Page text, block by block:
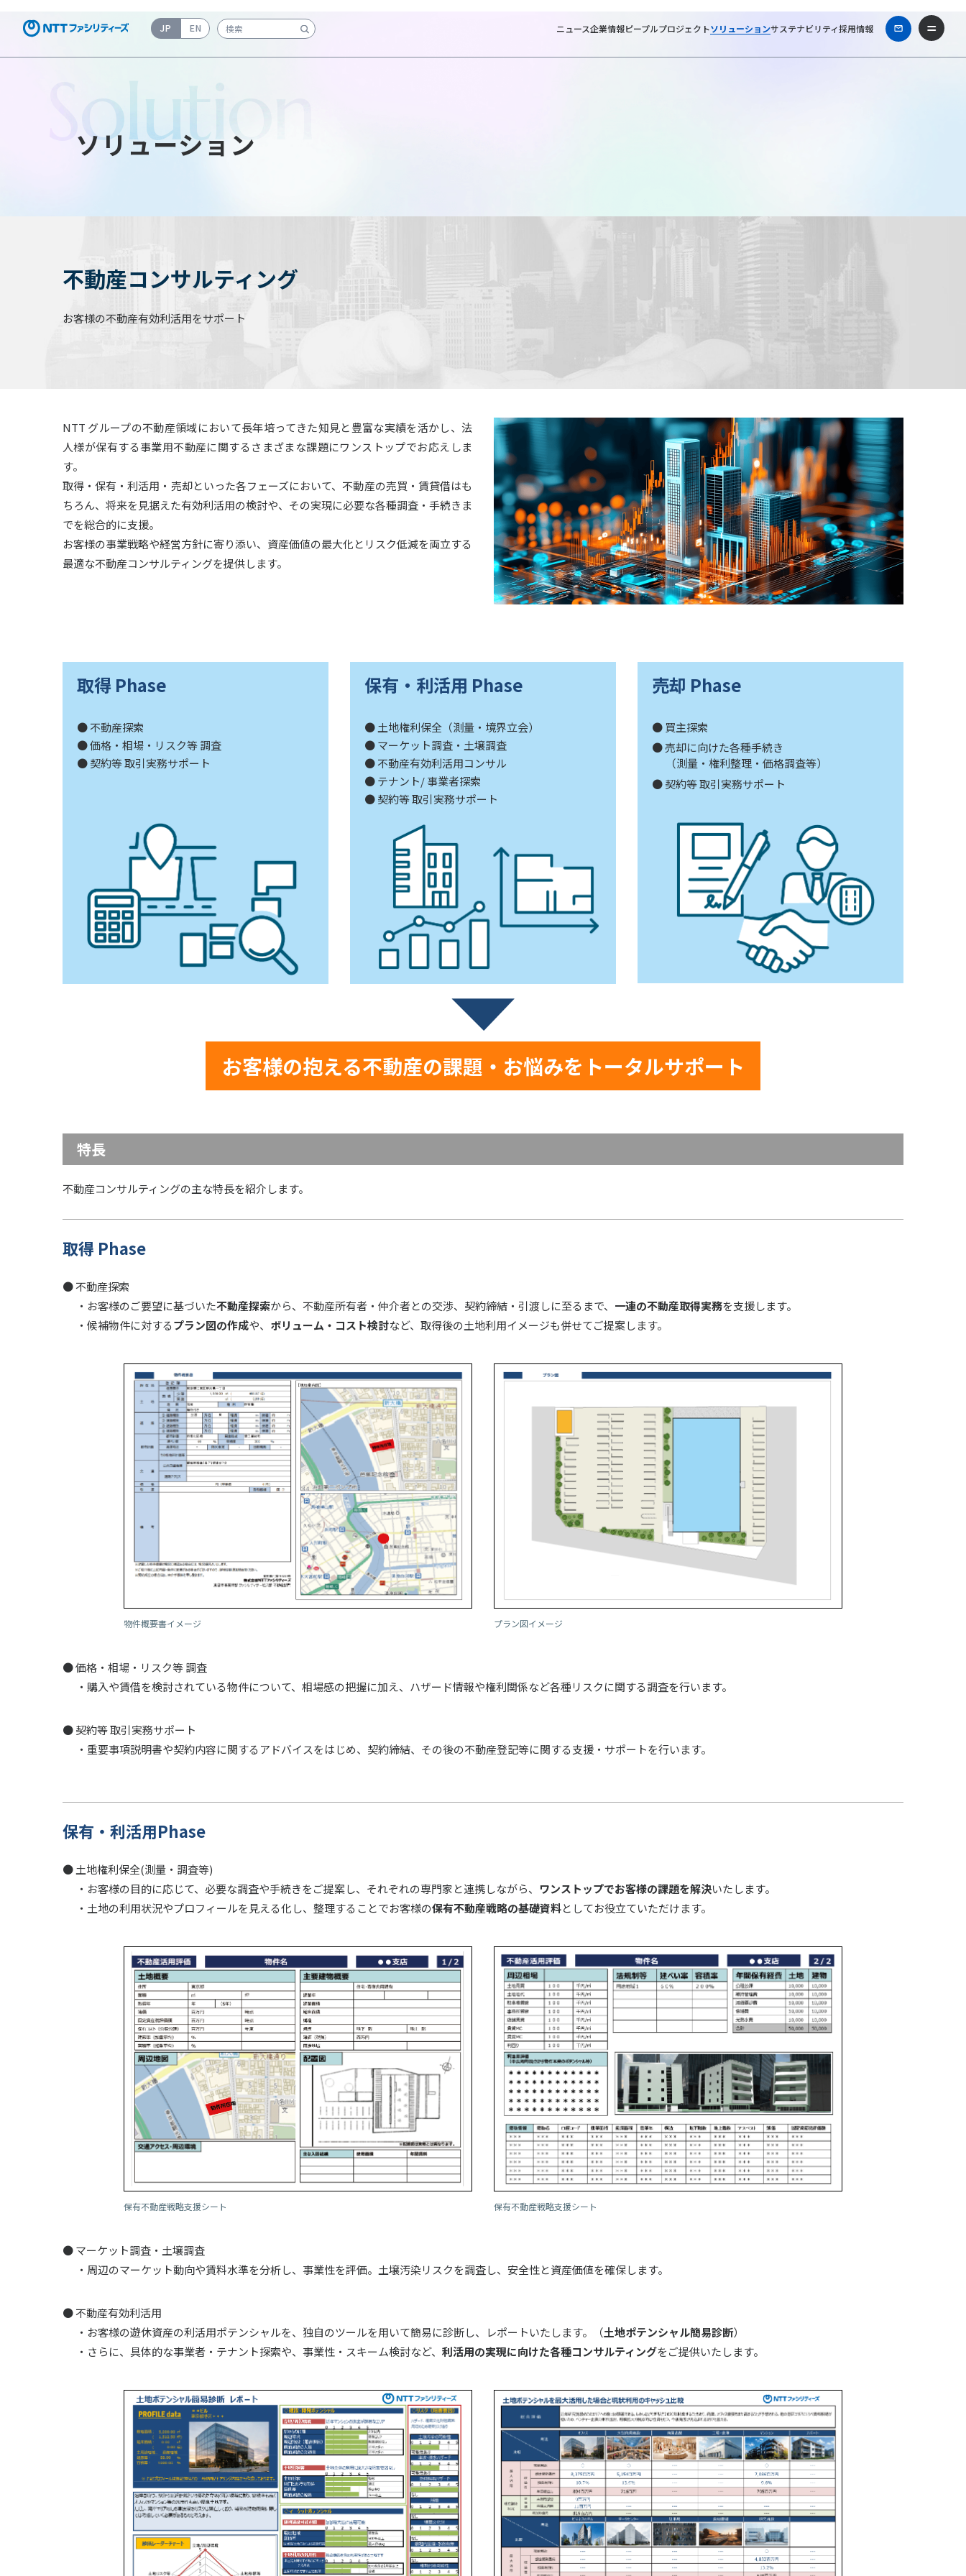
JP EN 検索キーワード入力 ニュース企業情報ピープルプロジェクトソリューションサステナビリティ採用情報
Solution
ソリューション
不動産コンサルティング
お客様の不動産有効利活用をサポート
NTT グループの不動産領域において長年培ってきた知見と豊富な実績を活かし、法
人様が保有する事業用不動産に関するさまざまな課題にワンストップでお応えしま
す。
取得・保有・利活用・売却といった各フェーズにおいて、不動産の売買・賃貸借はも
ちろん、将来を見据えた有効利活用の検討や、その実現に必要な各種調査・手続きま
でを総合的に支援。
お客様の事業戦略や経営方針に寄り添い、資産価値の最大化とリスク低減を両立する
最適な不動産コンサルティングを提供します。
取得 Phase
● 不動産探索
● 価格・相場・リスク等 調査
● 契約等 取引実務サポート
保有・利活用 Phase
● 土地権利保全（測量・境界立会）
● マーケット調査・土壌調査
● 不動産有効利活用コンサル
● テナント/ 事業者探索
● 契約等 取引実務サポート
売却 Phase
● 買主探索
● 売却に向けた各種手続き
（測量・権利整理・価格調査等）
● 契約等 取引実務サポート
お客様の抱える不動産の課題・お悩みをトータルサポート
特長
不動産コンサルティングの主な特長を紹介します。
取得 Phase
● 不動産探索
・お客様のご要望に基づいた不動産探索から、不動産所有者・仲介者との交渉、契約締結・引渡しに至るまで、 一連の不動産取得実務を支援します。
・候補物件に対するプラン図の作成や、 ボリューム・コスト検討など、取得後の土地利用イメージも併せてご提案します。
物件概要書イメージ プラン図イメージ
● 価格・相場・リスク等 調査
・購入や賃借を検討されている物件について、相場感の把握に加え、ハザード情報や権利関係など各種リスクに関する調査を行います。
● 契約等 取引実務サポート
・重要事項説明書や契約内容に関するアドバイスをはじめ、契約締結、その後の不動産登記等に関する支援・サポートを行います。
保有・利活用Phase
● 土地権利保全(測量・調査等)
・お客様の目的に応じて、必要な調査や手続きをご提案し、それぞれの専門家と連携しながら、 ワンストップでお客様の課題を解決いたします。
・土地の利用状況やプロフィールを見える化し、整理することでお客様の保有不動産戦略の基礎資料としてお役立ていただけます。
保有不動産戦略支援シート 保有不動産戦略支援シート
● マーケット調査・土壌調査
・周辺のマーケット動向や賃料水準を分析し、事業性を評価。土壌汚染リスクを調査し、安全性と資産価値を確保します。
● 不動産有効利活用
・お客様の遊休資産の利活用ポテンシャルを、独自のツールを用いて簡易に診断し、レポートいたします。（土地ポテンシャル簡易診断）
・さらに、具体的な事業者・テナント探索や、事業性・スキーム検討など、 利活用の実現に向けた各種コンサルティングをご提供いたします。